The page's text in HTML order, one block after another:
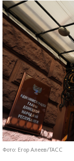
Фото: Егор Алеев/ТАСС